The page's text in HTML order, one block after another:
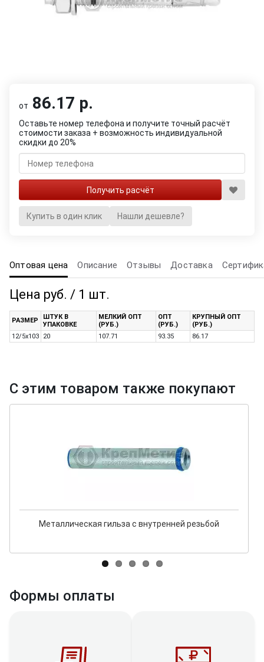
от 86.17 р.
Оставьте номер телефона и получите точный расчёт
стоимости заказа + возможность индивидуальной
скидки до 20%
Купить в один клик Нашли дешевле?
Оптовая цена Описание Отзывы Доставка
Цена руб. / 1 шт.
РАЗМЕР
ШТУК В
УПАКОВКЕ
МЕЛКИЙ ОПТ
(РУБ.)
ОПТ
(РУБ.)
КРУПНЫЙ ОПТ
(РУБ.)
12/5х103
20 107.71 93.35 86.17
С этим товаром также покупают
Металлическая гильза с внутренней резьбой
Формы оплаты